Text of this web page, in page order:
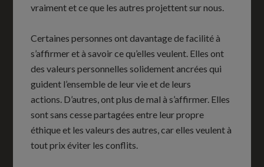
vraiment et ce que les autres projettent sur nous.
Certaines personnes ont davantage de facilité à
s’affirmer et à savoir ce qu’elles veulent. Elles ont
des valeurs personnelles solidement ancrées qui
guident l’ensemble de leur vie et de leurs
actions. D’autres, ont plus de mal à s’affirmer. Elles
sont sans cesse partagées entre leur propre
éthique et les valeurs des autres, car elles veulent à
tout prix éviter les conflits.